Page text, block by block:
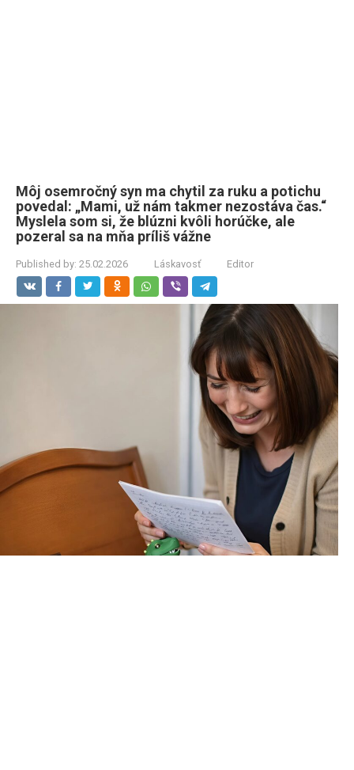
Môj osemročný syn ma chytil za ruku a potichu
povedal: „Mami, už nám takmer nezostáva čas.“
Myslela som si, že blúzni kvôli horúčke, ale
pozeral sa na mňa príliš vážne
Published by: 25.02.2026 Láskavosť Editor